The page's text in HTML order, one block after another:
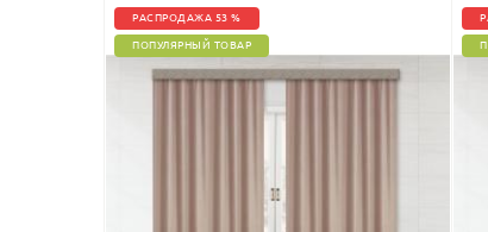
РАСПРОДАЖА 53 %
ПОПУЛЯРНЫЙ ТОВАР